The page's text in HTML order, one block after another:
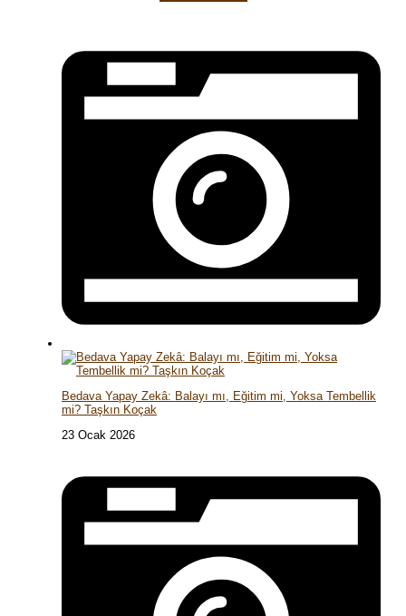
Bedava Yapay Zekâ: Balayı mı, Eğitim mi, Yoksa Tembellik
mi? Taşkın Koçak
23 Ocak 2026